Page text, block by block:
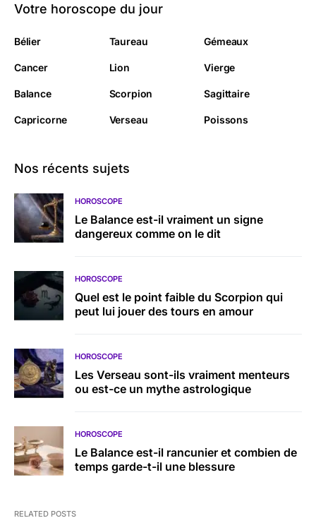
Votre horoscope du jour
Bélier Taureau Gémeaux
Cancer Lion Vierge
Balance Scorpion Sagittaire
Capricorne Verseau Poissons
Nos récents sujets
HOROSCOPE
Le Balance est-il vraiment un signe
dangereux comme on le dit
HOROSCOPE
Quel est le point faible du Scorpion qui
peut lui jouer des tours en amour
HOROSCOPE
Les Verseau sont-ils vraiment menteurs
ou est-ce un mythe astrologique
HOROSCOPE
Le Balance est-il rancunier et combien de
temps garde-t-il une blessure
RELATED POSTS